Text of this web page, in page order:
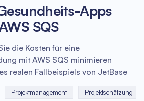
Apps
SQS
die Kosten für eine
mit AWS SQS minimieren
realen Fallbeispiels von JetBase
Projektmanagement Projektschätzung